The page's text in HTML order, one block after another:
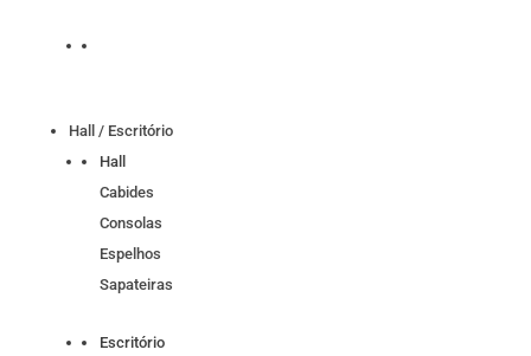
Hall / Escritório
Hall
Cabides
Consolas
Espelhos
Sapateiras
Escritório